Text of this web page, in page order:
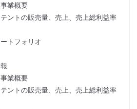
業概要
ントの販売量、売上、売上総利益率
トフォリオ
業概要
ントの販売量、売上、売上総利益率